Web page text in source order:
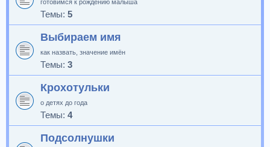
готовимся к рождению малыша
Темы: 5
Выбираем имя
как назвать, значение имён
Темы: 3
Крохотульки
о детях до года
Темы: 4
Подсолнушки